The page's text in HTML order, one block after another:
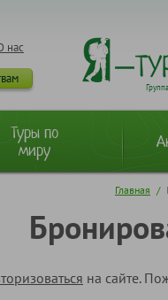
нас
Туры по
миру
Главная /
на сайте.